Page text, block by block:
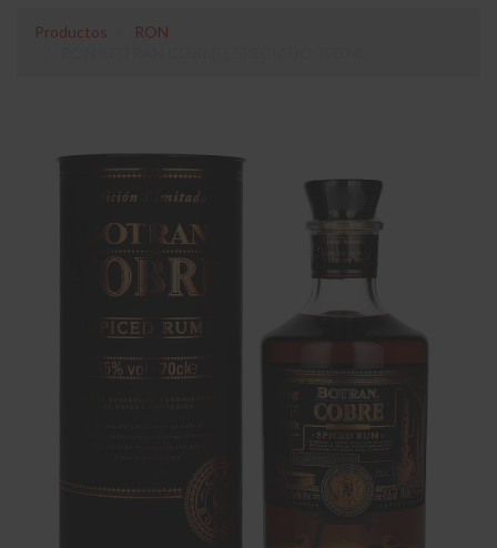
Productos
RON